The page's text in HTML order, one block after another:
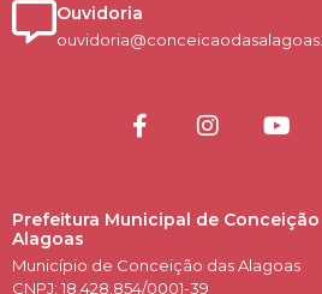
Ouvidoria
Prefeitura Municipal de Conceição
Alagoas
Município de Conceição das Alagoas
CNPJ: 18.428.854/0001-39